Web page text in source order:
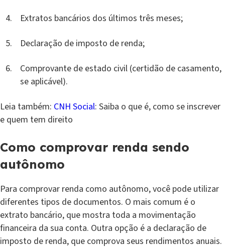
Extratos bancários dos últimos três meses;
Declaração de imposto de renda;
Comprovante de estado civil (certidão de casamento,
se aplicável).
Leia também: CNH Social: Saiba o que é, como se inscrever
e quem tem direito
Como comprovar renda sendo
autônomo
Para comprovar renda como autônomo, você pode utilizar
diferentes tipos de documentos. O mais comum é o
extrato bancário, que mostra toda a movimentação
financeira da sua conta. Outra opção é a declaração de
imposto de renda, que comprova seus rendimentos anuais.